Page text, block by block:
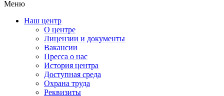
Меню
Наш центр
О центре
Лицензии и документы
Вакансии
Пресса о нас
История центра
Доступная среда
Охрана труда
Реквизиты